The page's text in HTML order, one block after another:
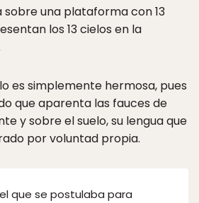
sobre una plataforma con 13
los 13 cielos en la
es simplemente hermosa, pues
que aparenta las fauces de
y sobre el suelo, su lengua que
por voluntad propia.
que se postulaba para